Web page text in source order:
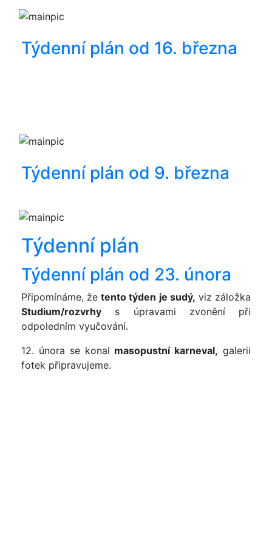
Týdenní plán od 16. března
Týdenní plán od 9. března
Týdenní plán
Týdenní plán od 23. února
Připomínáme, žetento týden je sudý, viz záložka
Studium/rozvrhy s úpravami zvonění při
odpoledním vyučování.
12. února se konal masopustní karneval, galerii
fotek připravujeme.